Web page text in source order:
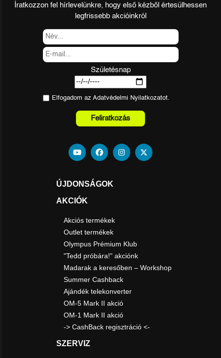
Íratkozzon fel hírlevelünkre, hogy első kézből értesülhessen
legfrissebb akcióinkról
Születésnap
Elfogadom az Adatvédelmi Nyilatkozatot.
Feliratkozás
ÚJDONSÁGOK
AKCIÓK
Akciós termékek
Outlet termékek
Olympus Prémium Klub
"Tedd próbára!" akciónk
Madarak a keresőben – Workshop
Summer Cashback
Ajándék telekonverter
OM-5 Mark II akció
OM-1 Mark II akció
-> CashBack regisztráció <-
SZERVIZ